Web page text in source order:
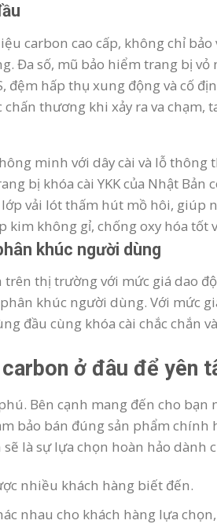
carbon cao cấp, không chỉ
Đa số, mũ bảo hiểm trang bị vỏ
đệm hấp thụ xung động và cố
thương khi xảy ra va chạm,
minh với dây cài và lỗ
bị khóa cài YKK của Nhật Bản
vải lót thấm hút mồ hôi, giúp
không gỉ, chống oxy hóa tốt
khúc người dùng
thị trường với mức giá dao
khúc người dùng. Với mức
đầu cùng khóa cài chắc chắn
ở đâu để yên
Bên cạnh mang đến cho
bảo bán đúng sản phẩm chính
là sự lựa chọn hoàn hảo dành
nhiều khách hàng biết đến.
nhau cho khách hàng lựa